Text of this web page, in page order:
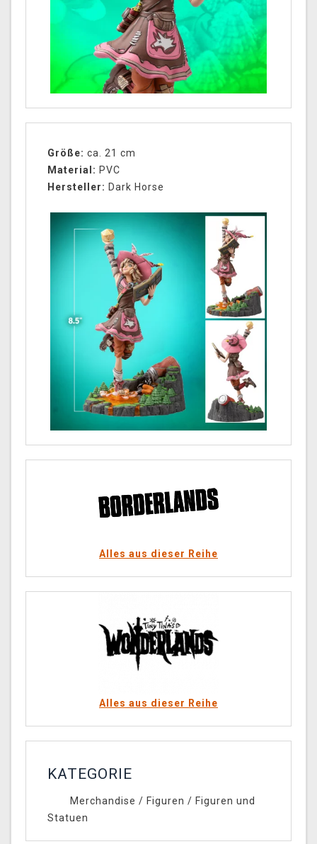
Größe: ca. 21 cm
Material: PVC
Hersteller: Dark Horse
Alles aus dieser Reihe
Alles aus dieser Reihe
KATEGORIE
Merchandise / Figuren / Figuren und
Statuen